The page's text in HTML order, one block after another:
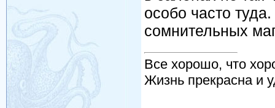
особо часто
сомнительных
Все хорошо, что
Жизнь прекрасна и